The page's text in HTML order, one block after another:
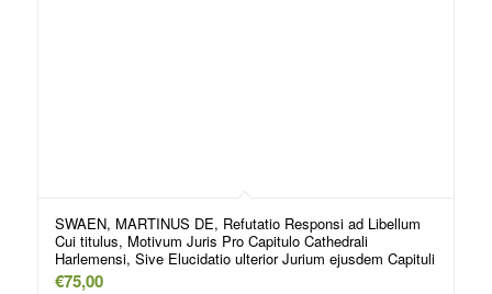
SWAEN, MARTINUS DE, Refutatio Responsi ad Libellum
Cui titulus, Motivum Juris Pro Capitulo Cathedrali
Harlemensi, Sive Elucidatio ulterior Jurium ejusdem Capituli
€75,00